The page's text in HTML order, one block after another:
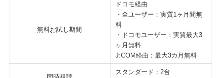
無料お試し期間
ドコモ経由
・全ユーザー：実質1ヶ月間無
料
・ドコモユーザー：実質最大3
ヶ月無料
J:COM経由：最大3カ月無料
スタンダード：2台